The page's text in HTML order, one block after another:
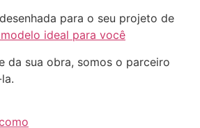
para o seu projeto de
ideal para você
da sua obra, somos o parceiro